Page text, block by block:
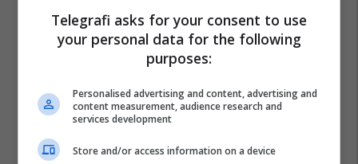
Telegrafi asks for your consent to use
your personal data for the following
purposes:
Personalised advertising and content, advertising and
content measurement, audience research and
services development
Store and/or access information on a device